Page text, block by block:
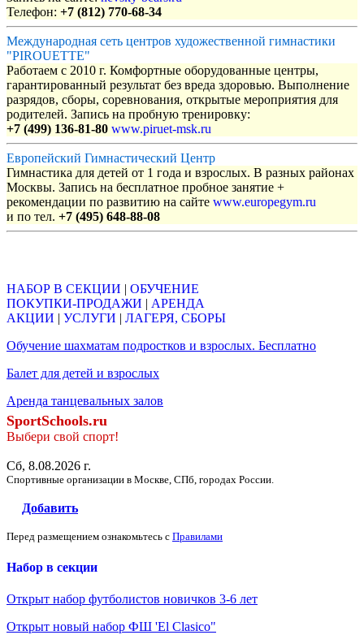
Телефон: +7 (812) 770-68-34
Международная сеть центров художественной гимнастики
"PIROUETTE"
Работаем с 2010 г. Комфортные оборудованные центры,
гарантированный результат без вреда здоровью. Выполнение
разрядов, сборы, соревнования, открытые мероприятия для
родителей. Запись на пробную тренировку:
+7 (499) 136-81-80 www.piruet-msk.ru
Европейский Гимнастический Центр
Гимнастика для детей от 1 года и взрослых. В разных районах
Москвы. Запись на бесплатное пробное занятие +
рекомендации по развитию на сайте www.europegym.ru
и по тел. +7 (495) 648-88-08
НАБОР В СЕКЦИИ | ОБУЧЕНИЕ
ПОКУПКИ-ПРОДАЖИ | АРЕНДА
АКЦИИ | УСЛУГИ | ЛАГЕРЯ, СБОРЫ
Обучение шахматам подростков и взрослых. Бесплатно
Балет для детей и взрослых
Аренда танцевальных залов
SportSchools.ru
Выбери свой спорт!
Сб, 8.08.2026 г.
Спортивные организации в Москве, СПб, городах России.
Добавить
Перед размещением ознакомьтесь с Правилами
Набор в секции
Открыт набор футболистов новичков 3-6 лет
Открыт новый набор ФШ 'El Clasico"